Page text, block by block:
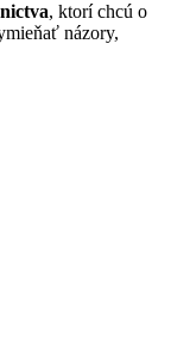
, ktorí chcú o
názory,